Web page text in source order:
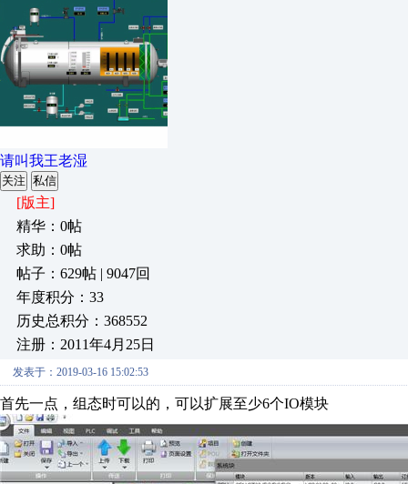
请叫我王老湿
关注 私信
[版主]
精华：0帖
求助：0帖
帖子：629帖 | 9047回
年度积分：33
历史总积分：368552
注册：2011年4月25日
发表于：2019-03-16 15:02:53
首先一点，组态时可以的，可以扩展至少6个IO模块